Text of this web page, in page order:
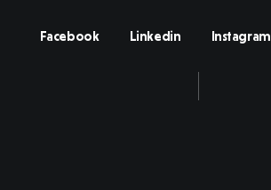
Facebook Linkedin Instagram